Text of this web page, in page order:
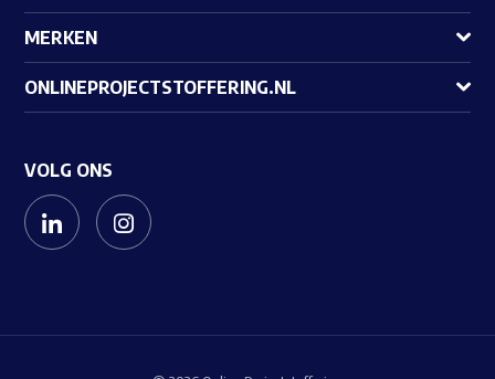
MERKEN
ONLINEPROJECTSTOFFERING.NL
VOLG ONS